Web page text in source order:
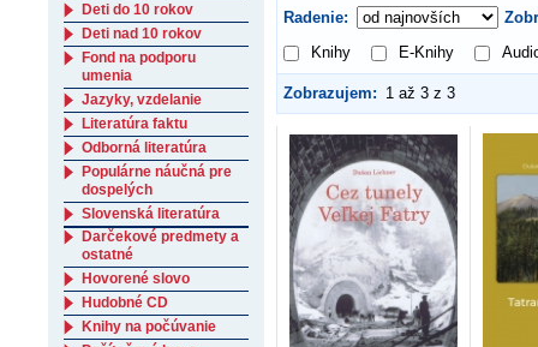
Radenie:
Knihy
E-Knihy
Zobrazujem: 1 až 3 z 3
Deti do 10 rokov
Deti nad 10 rokov
Fond na podporu
umenia
Jazyky, vzdelanie
Literatúra faktu
Odborná literatúra
Populárne náučná pre
dospelých
Slovenská literatúra
Darčekové predmety a
ostatné
Hovorené slovo
Hudobné CD
Knihy na počúvanie